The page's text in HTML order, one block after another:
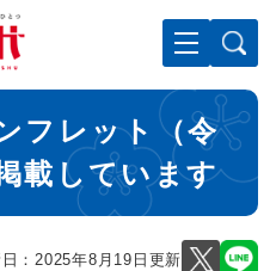
して本文へ
フレット（令
載しています
：2025年8月19日更新